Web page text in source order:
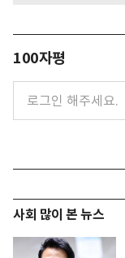
100자평
사회 많이 본 뉴스